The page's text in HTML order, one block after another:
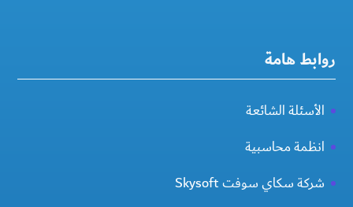
روابط هامة
الأسئلة الشائعة
انظمة محاسبية
شركة سكاي سوفت Skysoft